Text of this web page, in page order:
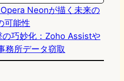
Neonが描く未来の
可能性
巧妙化：Zoho Assistや
務所データ窃取